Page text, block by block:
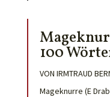
100
VON IRMTRAUD
Mageknurre (E